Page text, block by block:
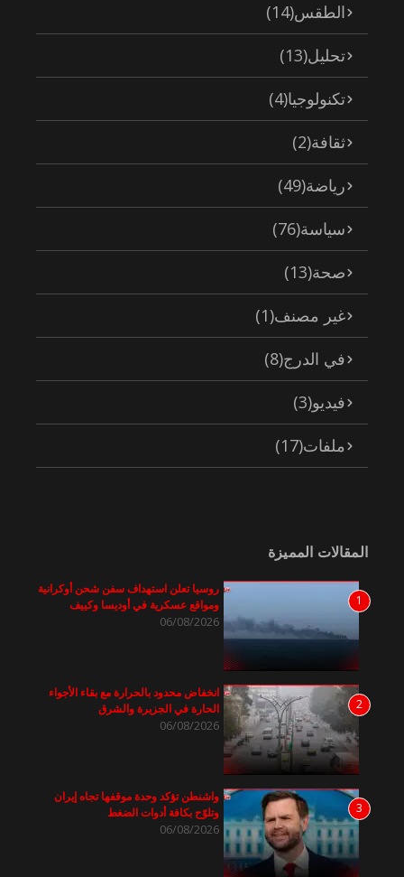
الطقس(14)
تحليل(13)
تكنولوجيا(4)
ثقافة(2)
رياضة(49)
سياسة(76)
صحة(13)
غير مصنف(1)
في الدرج(8)
فيديو(3)
ملفات(17)
المقالات المميزة
1
روسيا تعلن استهداف سفن شحن أوكرانية
ومواقع عسكرية في أوديسا وكييف
06/08/2026
2
انخفاض محدود بالحرارة مع بقاء الأجواء
الحارة في الجزيرة والشرق
06/08/2026
3
واشنطن تؤكد وحدة موقفها تجاه إيران
وتلوّح بكافة أدوات الضغط
06/08/2026